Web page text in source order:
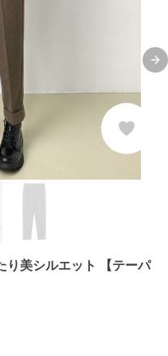
り美シルエット 【テーパ